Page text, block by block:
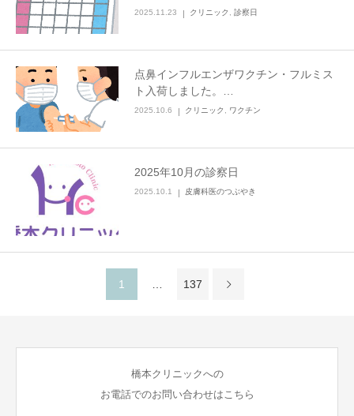
2025.11.23 クリニック 診察日
点鼻インフルエンザワクチン・フルミス
ト入荷しました。…
2025.10.6 クリニック ワクチン
2025年10月の診察日
2025.10.1 皮膚科医のつぶやき
1 … 137
橋本クリニックへの
お電話でのお問い合わせはこちら